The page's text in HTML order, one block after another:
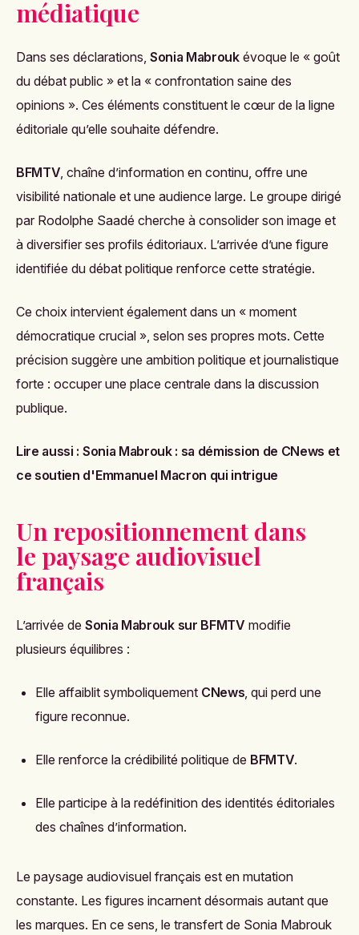
médiatique
Dans ses déclarations, Sonia Mabroukévoque le « goût
du débat public » et la « confrontation saine des
opinions ». Ces éléments constituent le cœur de la ligne
éditoriale qu’elle souhaite défendre.
BFMTV, chaîne d’information en continu, offre une
visibilité nationale et une audience large. Le groupe dirigé
par Rodolphe Saadé cherche à consolider son image et
à diversifier ses profils éditoriaux. L’arrivée d’une figure
identifiée du débat politique renforce cette stratégie.
Ce choix intervient également dans un « moment
démocratique crucial », selon ses propres mots. Cette
précision suggère une ambition politique et journalistique
forte : occuper une place centrale dans la discussion
publique.
Lire aussi : Sonia Mabrouk : sa démission de CNews et
ce soutien d'Emmanuel Macron qui intrigue
Un repositionnement dans
le paysage audiovisuel
français
L’arrivée de Sonia Mabrouk sur BFMTV modifie
plusieurs équilibres :
Elle affaiblit symboliquement CNews, qui perd une
figure reconnue.
Elle renforce la crédibilité politique de BFMTV.
Elle participe à la redéfinition des identités éditoriales
des chaînes d’information.
Le paysage audiovisuel français est en mutation
constante. Les figures incarnent désormais autant que
les marques. En ce sens, le transfert de Sonia Mabrouk